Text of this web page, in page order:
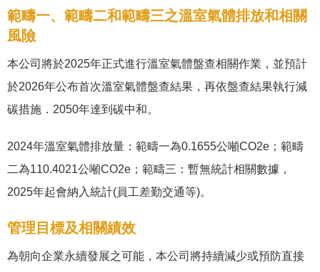
範疇一、範疇二和範疇三之溫室氣體排放和相關
風險
本公司將於2025年正式進行溫室氣體盤查相關作業，並預計
於2026年公布首次溫室氣體盤查結果，再依盤查結果執行減
碳措施．2050年達到碳中和。
2024年溫室氣體排放量：範疇一為0.1655公噸CO2e；範疇
二為110.4021公噸CO2e；範疇三：暫無統計相關數據，
2025年起會納入統計(員工差勤交通等)。
管理目標及相關績效
為朝向企業永續發展之可能，本公司將持續減少或預防直接